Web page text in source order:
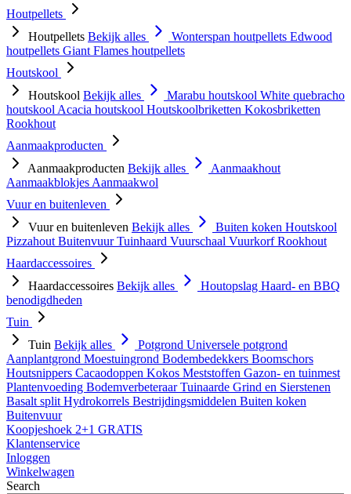
Houtpellets
Houtpellets Bekijk alles Wonterspan houtpellets Edwood
houtpellets Giant Flames houtpellets
Houtskool
Houtskool Bekijk alles Marabu houtskool White quebracho
houtskool Acacia houtskool Houtskoolbriketten Kokosbriketten
Rookhout
Aanmaakproducten
Aanmaakproducten Bekijk alles
Aanmaakhout
Aanmaakblokjes Aanmaakwol
Vuur en buitenleven
Vuur en buitenleven Bekijk alles Buiten koken Houtskool
Pizzahout BuitenvuurTuinhaard Vuurschaal VuurkorfRookhout
Haardaccessoires
Haardaccessoires Bekijk alles Houtopslag Haard- en BBQ
benodigdheden
Tuin
Tuin Bekijk alles Potgrond Universele potgrond
Aanplantgrond Moestuingrond Bodembedekkers Boomschors
Houtsnippers Cacaodoppen Kokos Meststoffen Gazon- en tuinmest
Plantenvoeding BodemverbeteraarTuinaarde Grind en Sierstenen
Basalt split Hydrokorrels Bestrijdingsmiddelen Buiten koken
Buitenvuur
Koopjeshoek 2+1 GRATIS
Klantenservice
Inloggen
Winkelwagen
Search